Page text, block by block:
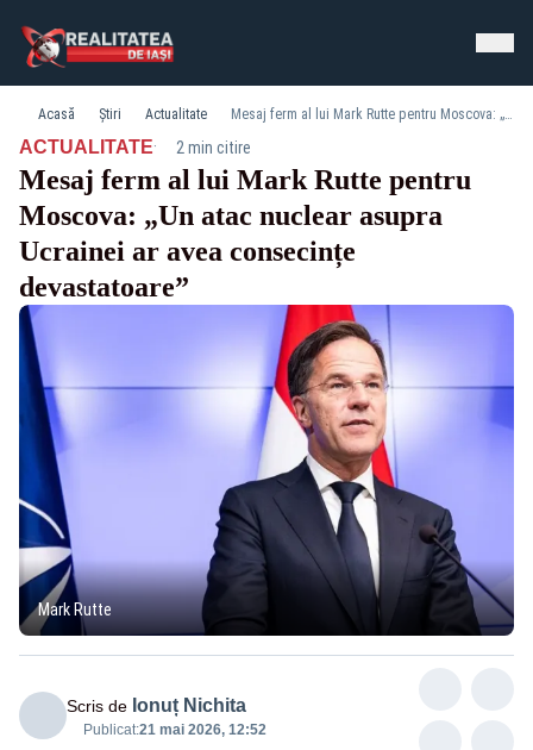
Acasă Știri Actualitate Mesaj ferm al lui Mark Rutte pentru Moscova: „Un atac nuclear asupra Ucrainei ar avea consecințe devastatoare”
ACTUALITATE· 2 min citire
Mesaj ferm al lui Mark Rutte pentru
Moscova: „Un atac nuclear asupra
Ucrainei ar avea consecințe
devastatoare”
Mark Rutte
Scris de Ionuț Nichita
Publicat:21 mai 2026, 12:52